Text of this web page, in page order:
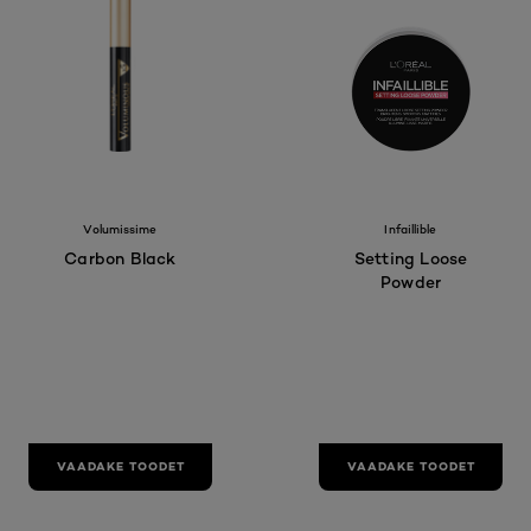
Volumissime
Carbon Black
VAADAKE TOODET
Infaillible
Setting Loose
Powder
VAADAKE TOODET